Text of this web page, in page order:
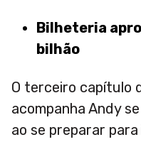
Bilheteria
bilhão
O terceiro capítulo
acompanha Andy
ao se preparar